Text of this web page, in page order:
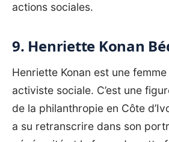
actions sociales.
9. Henriette Konan
Henriette Konan est une
activiste sociale. C’est une
de la philanthropie en Côte
a su retranscrire dans son